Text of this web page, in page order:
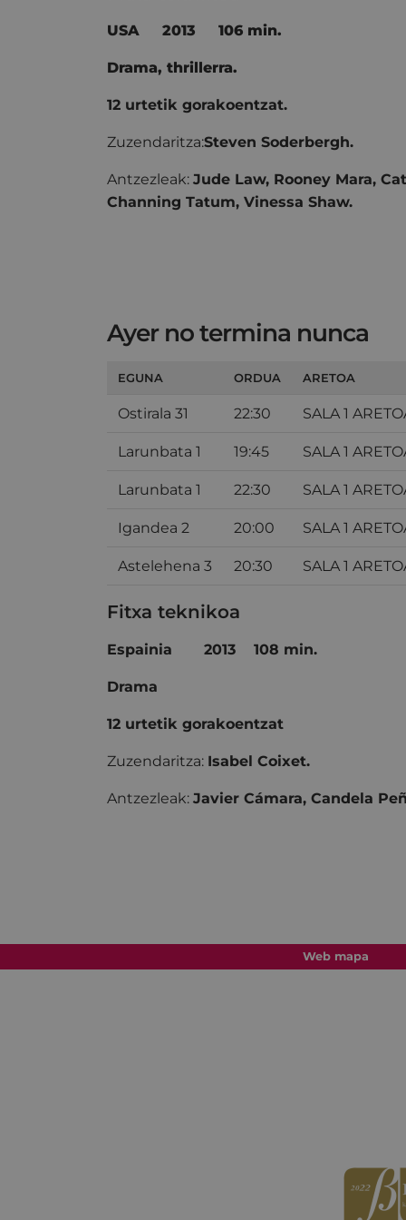
USA 2013 106 min.
Drama, thrillerra.
12 urtetik gorakoentzat.
Zuzendaritza:Steven Soderbergh.
Antzezleak: Jude Law, Rooney Mara,
Channing Tatum, Vinessa Shaw.
Ayer no termina nunca
EGUNA ORDUA ARETOA
Ostirala 31 22:30 SALA 1
Larunbata 1 19:45 SALA 1
Larunbata 1 22:30 SALA 1
Igandea 2 20:00 SALA 1
Astelehena 3 20:30 SALA 1
Fitxa teknikoa
Espainia 2013 108 min.
Drama
12 urtetik gorakoentzat
Zuzendaritza: Isabel Coixet.
Antzezleak: Javier Cámara, Candela
Web mapa